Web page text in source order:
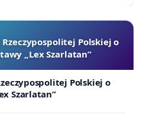
Polskiej o
„Lex Szarlatan”
Polskiej o
Szarlatan”